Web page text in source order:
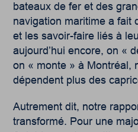
bateaux de fer et des
navigation maritime a fait
et les savoir-faire liés à
aujourd’hui encore, on «
on « monte » à Montréal,
dépendent plus des
Autrement dit, notre
transformé. Pour une